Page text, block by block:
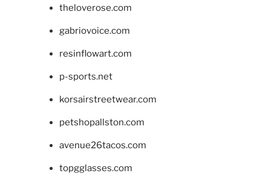
theloverose.com
gabriovoice.com
resinflowart.com
p-sports.net
korsairstreetwear.com
petshopallston.com
avenue26tacos.com
topgglasses.com